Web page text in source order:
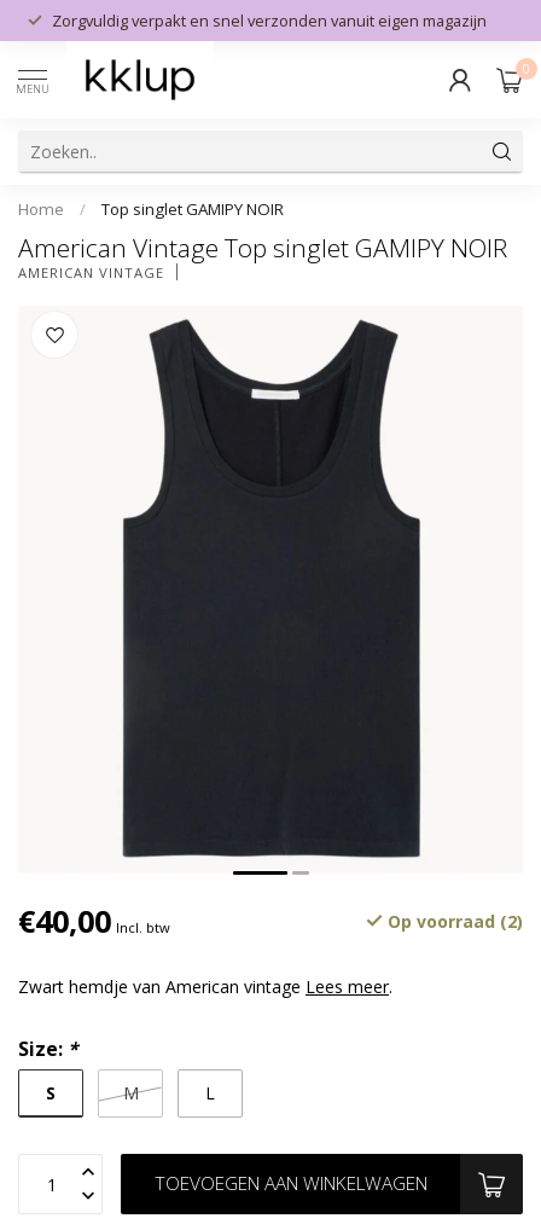
Zorgvuldig verpakt en snel verzonden vanuit eigen magazijn
MENU
0
Home / Top singlet GAMIPY NOIR
American Vintage Top singlet GAMIPY NOIR
AMERICAN VINTAGE
€40,00 Incl. btw Op voorraad (2)
Zwart hemdje van American vintage Lees meer.
Size: *
S M L
TOEVOEGEN AAN WINKELWAGEN